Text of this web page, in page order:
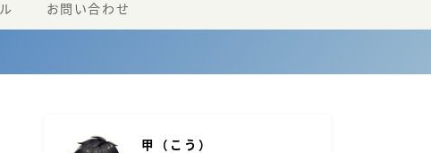
お問い合わせ
甲（こう）